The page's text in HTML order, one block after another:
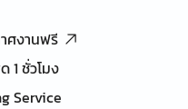
ศงานฟรี
1 ชั่วโมง
Service